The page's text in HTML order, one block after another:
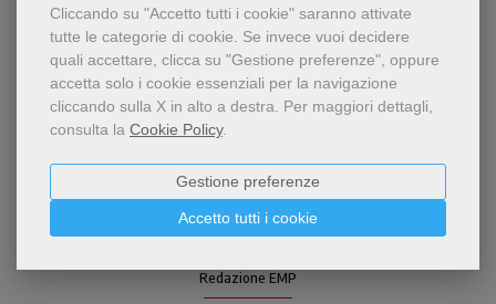
Cliccando su "Accetto tutti i cookie" saranno attivate
tutte le categorie di cookie. Se invece vuoi decidere
quali accettare, clicca su "Gestione preferenze", oppure
accetta solo i cookie essenziali per la navigazione
cliccando sulla X in alto a destra. Per maggiori dettagli,
consulta la Cookie Policy.
Accetto tutti i cookie
Gestione preferenze
- 5%
INGLESE - Guida completa e
antoniana. Illustra ogni
testimonianza di arte, di
Redazione EMP